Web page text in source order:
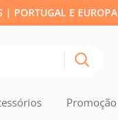
| PORTUGAL E EUROPA
Promoção